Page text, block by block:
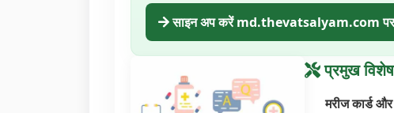
साइन अप करें md.thevatsalyam.com पर
प्रमुख
मरीज कार्ड